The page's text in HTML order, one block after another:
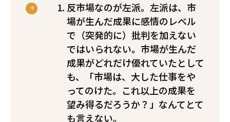
反市場なのが左派。左派は、市
場が生んだ成果に感情のレベル
で（突発的に）批判を加えない
ではいられない。市場が生んだ
成果がどれだけ優れていたとして
も、「市場は、大した仕事をや
ってのけた。これ以上の成果を
望み得るだろうか？」なんてとて
も言えない。